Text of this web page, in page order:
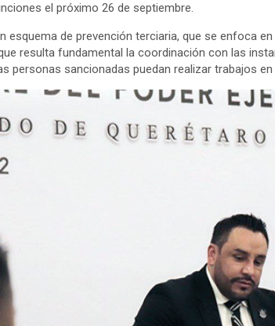
el próximo 26 de septiembre.
esquema de prevención terciaria, que se enfoca
resulta fundamental la coordinación con las
personas sancionadas puedan realizar trabajos